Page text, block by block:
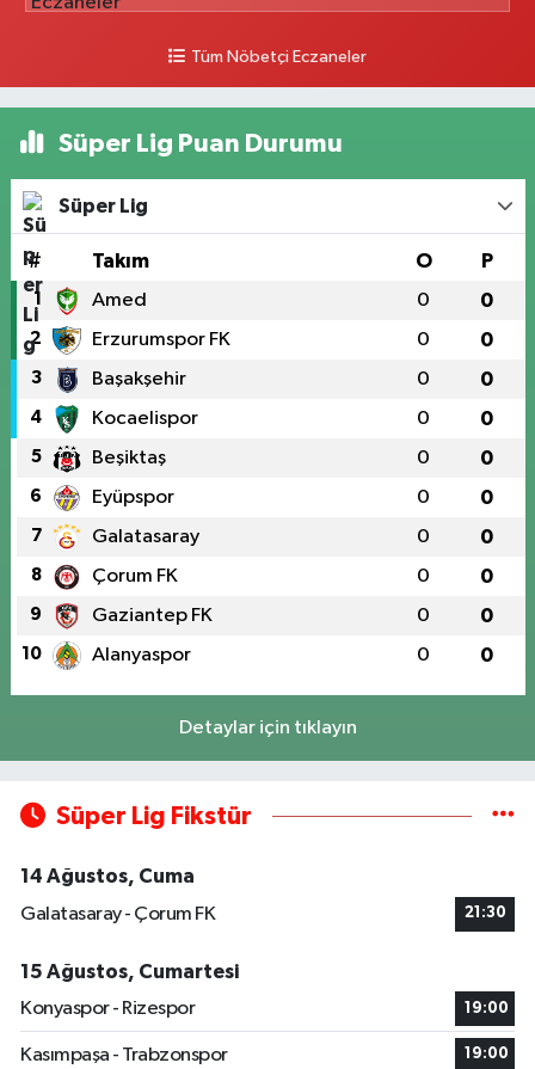
Tüm Nöbetçi Eczaneler
Süper Lig Puan Durumu
Süper Lig
# Takım O P
1 Amed 0 0
2 Erzurumspor FK 0 0
3 Başakşehir 0 0
4 Kocaelispor 0 0
5 Beşiktaş 0 0
6 Eyüpspor 0 0
7 Galatasaray 0 0
8 Çorum FK 0 0
9 Gaziantep FK 0 0
10 Alanyaspor 0 0
Detaylar için tıklayın
Süper Lig Fikstür
14 Ağustos, Cuma
Galatasaray - Çorum FK
21:30
15 Ağustos, Cumartesi
Konyaspor - Rizespor
19:00
Kasımpaşa - Trabzonspor 19:00